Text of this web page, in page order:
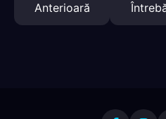
Anterioară